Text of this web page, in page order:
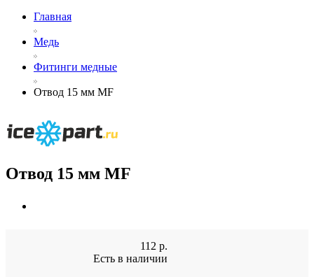
Главная
Медь
Фитинги медные
Отвод 15 мм MF
Отвод 15 мм MF
112 р.
Есть в наличии